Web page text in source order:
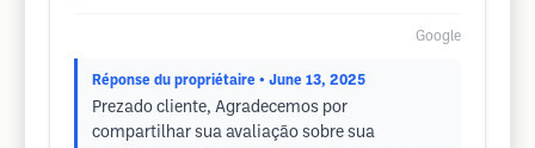
Google
Réponse du propriétaire • June 13, 2025
Prezado cliente, Agradecemos por
compartilhar sua avaliação sobre sua